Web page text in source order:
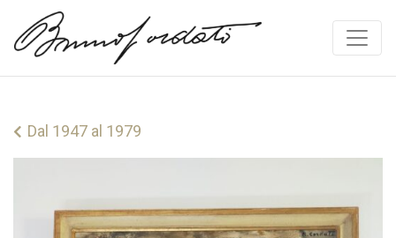
Vai al contenuto
Dal 1947 al 1979